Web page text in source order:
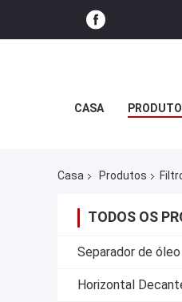
CASA
Casa Produtos
TODOS OS
Separador de
Horizontal